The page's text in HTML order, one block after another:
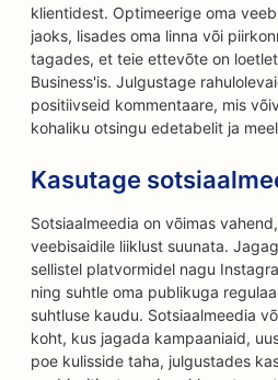
klientidest. Optimeerige oma
jaoks, lisades oma linna või
tagades, et teie ettevõte on
Business'is. Julgustage
positiivseid kommentaare, mis
kohaliku otsingu edetabelit ja
Kasutage
Sotsiaalmeedia on võimas
veebisaidile liiklust suunata.
sellistel platvormidel nagu
ning suhtle oma publikuga
suhtluse kaudu. Sotsiaalmeedia
koht, kus jagada kampaaniaid,
poe kulisside taha, julgustades